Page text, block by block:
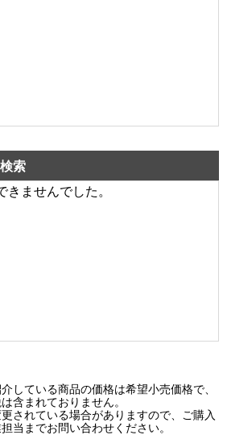
索
きませんでした。
している商品の価格は希望小売価格で、
含まれておりません。
されている場合がありますので、ご購入
当までお問い合わせください。